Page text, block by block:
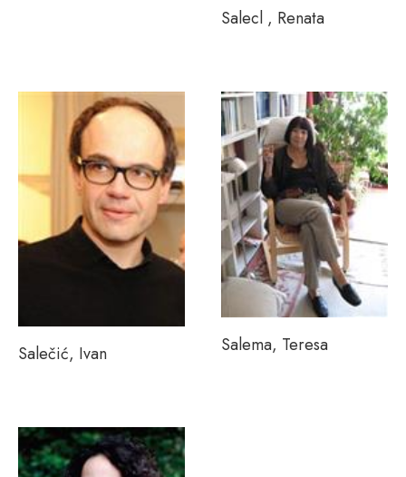
Salecl , Renata
Salečić, Ivan Salema, Teresa